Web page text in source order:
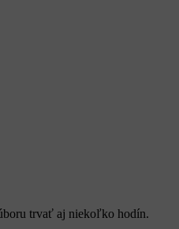
trvať aj niekoľko hodín.